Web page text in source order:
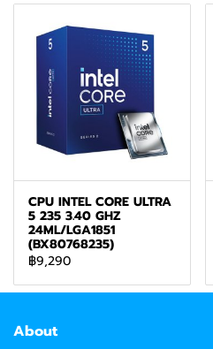
CPU INTEL CORE ULTRA
5 235 3.40 GHZ
24ML/LGA1851
(BX80768235)
฿9,290
About